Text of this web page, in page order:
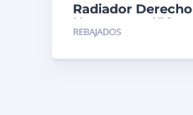
Radiador Derecho
Husqvarna 450
REBAJADOS